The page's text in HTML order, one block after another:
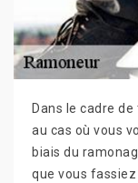
Dans le cadre
au cas où vous
biais du
que vous fassiez